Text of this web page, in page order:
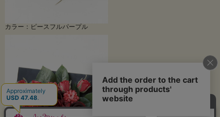
カラー：ピースフルパープル